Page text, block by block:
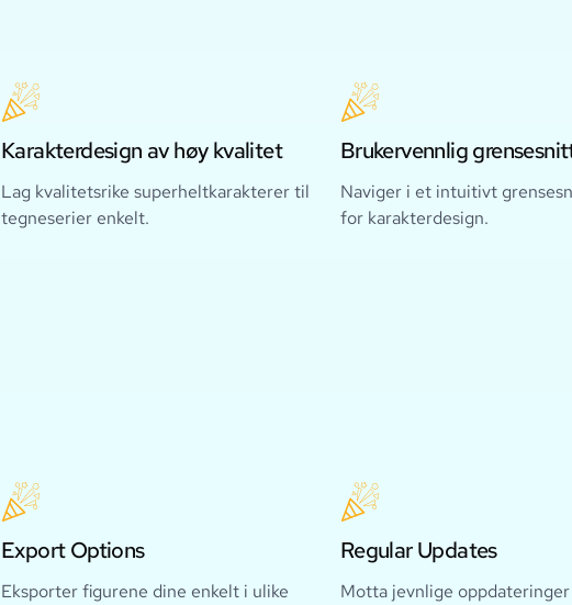
Karakterdesign av høy kvalitet
Lag kvalitetsrike superheltkarakterer til
tegneserier enkelt.
Brukervennlig
Naviger i et intuitivt
for karakterdesign.
Export Options
Eksporter figurene dine enkelt i ulike
Regular Updates
Motta jevnlige